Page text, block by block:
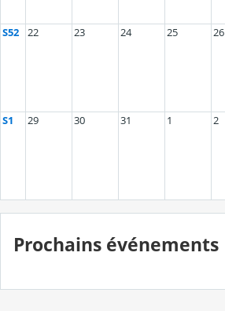
S52 22 23 24 25 26
S1 29 30 31 1 2
Prochains événements